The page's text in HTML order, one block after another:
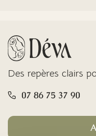
Des repères clairs
07 86 75 37 90